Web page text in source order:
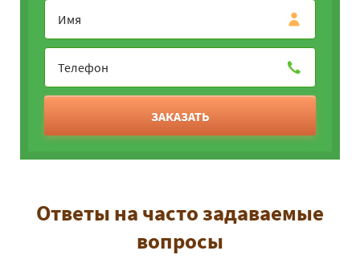
ЗАКАЗАТЬ
Ответы на часто задаваемые
вопросы